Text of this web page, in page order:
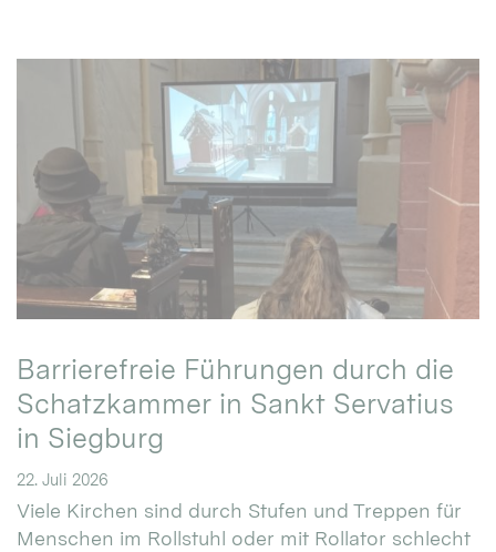
Barrierefreie Führungen durch die
Schatzkammer in Sankt Servatius
in Siegburg
22. Juli 2026
Viele Kirchen sind durch Stufen und Treppen für
Menschen im Rollstuhl oder mit Rollator schlecht